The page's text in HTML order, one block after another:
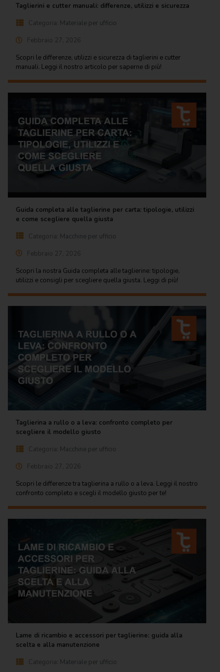
Taglierini e cutter manuali: differenze, utilizzi e sicurezza
Categoria: Materiale per ufficio
Febbraio 27, 2026
Scopri le differenze, utilizzi e sicurezza di taglierini e cutter
manuali. Leggi il nostro articolo per saperne di più!
Guida completa alle taglierine per carta: tipologie, utilizzi
e come scegliere quella giusta
Categoria: Macchine per ufficio
Febbraio 27, 2026
Scopri la nostra Guida completa alle taglierine: tipologie,
utilizzi e consigli per scegliere quella giusta. Leggi di più!
Taglierina a rullo o a leva: confronto completo per
scegliere il modello giusto
Categoria: Macchine per ufficio
Febbraio 27, 2026
Scopri le differenze tra taglierina a rullo o a leva. Leggi il nostro
confronto completo e scegli il modello giusto per te!
Lame di ricambio e accessori per taglierine: guida alla
scelta e alla manutenzione
Categoria: Materiale per ufficio